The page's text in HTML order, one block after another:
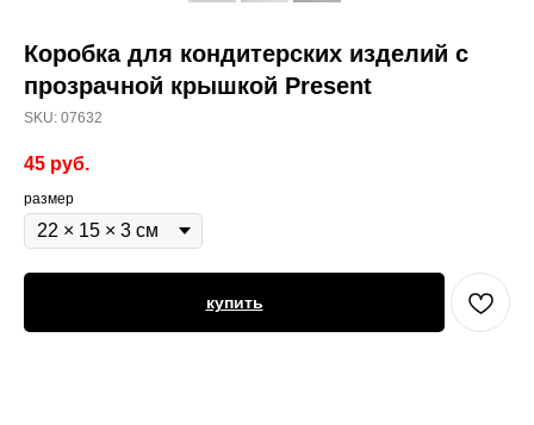
Коробка для кондитерских изделий с
прозрачной крышкой Present
SKU: 07632
45 руб.
размер
купить